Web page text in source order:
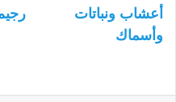
أعشاب ونباتات
وأسماك